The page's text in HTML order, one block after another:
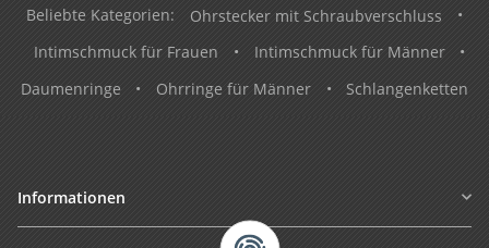
Beliebte Kategorien: Ohrstecker mit Schraubverschluss
•
Intimschmuck für Frauen
• Intimschmuck für Männer
•
Daumenringe
• Ohrringe für Männer • Schlangenketten
Informationen